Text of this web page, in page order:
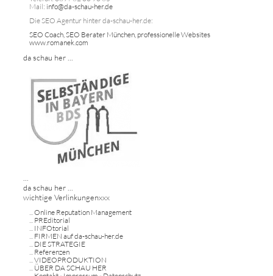
Mail: info@da-schau-her.de
Die SEO Agentur hinter da-schau-her.de:
SEO Coach, SEO Berater München, professionelle Websites
www.romanek.com
da schau her ...
da schau her ...
wichtige Verlinkungenxxx
Online Reputation Management
PREditorial
INFOtorial
FIRMEN auf da-schau-her.de
DIE STRATEGIE
Referenzen
VIDEOPRODUKTION
ÜBER DA SCHAU HER